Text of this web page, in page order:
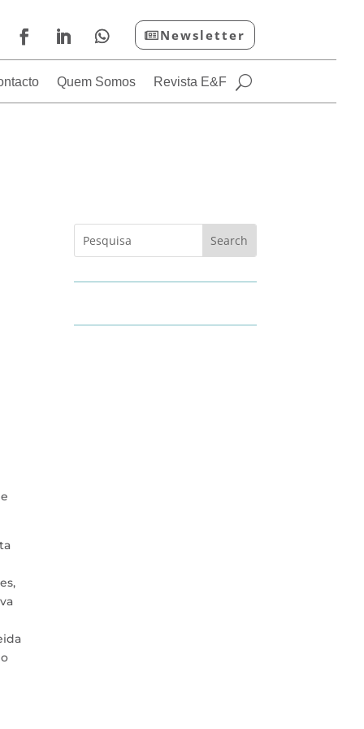
Newsletter
Quem Somos Revista E&F